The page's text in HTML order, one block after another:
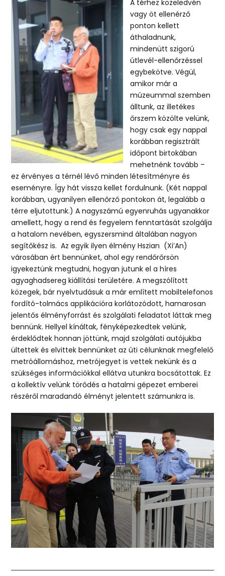
A térhez közeledvén
vagy öt ellenérző
ponton kellett
áthaladnunk,
mindenütt szigorú
útlevél-ellenőrzéssel
egybekötve. Végül,
amikor már a
múzeummal szemben
álltunk, az illetékes
őrszem közölte velünk,
hogy csak egy nappal
korábban regisztrált
időpont birtokában
mehetnénk tovább –
ez érvényes a térnél lévő minden létesítményre és
eseményre. Így hát vissza kellet fordulnunk. (Két nappal
korábban, ugyanilyen ellenőrző pontokon át, legalább a
térre eljutottunk.) A nagyszámú egyenruhás ugyanakkor
amellett, hogy a rend és fegyelem fenntartását szolgálja
a hatalom nevében, egyszersmind általában nagyon
segítőkész is. Az egyik ilyen élmény Hszian (Xi’An)
városában ért bennünket, ahol egy rendőrőrsön
igyekeztünk megtudni, hogyan jutunk el a híres
agyaghadsereg kiállítási területére. A megszólított
közegek, bár nyelvtudásuk a már említett mobiltelefonos
fordító-tolmács applikációra korlátozódott, hamarosan
jelentős élményforrást és szolgálati feladatot láttak meg
bennünk. Hellyel kínáltak, fényképezkedtek velünk,
érdeklődtek honnan jöttünk, majd szolgálati autójukba
ültettek és elvittek bennünket az úti célunknak megfelelő
metróállomáshoz, metrójegyet is vettek nekünk és a
szükséges információkkal ellátva utunkra bocsátottak. Ez
a kollektív velünk törődés a hatalmi gépezet emberei
részéről maradandó élményt jelentett számunkra is.